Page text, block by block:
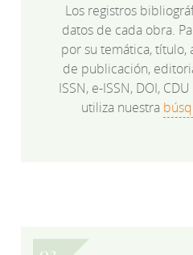
Los registros
datos de cada obra.
por su temática, título,
de publicación,
ISSN, e-ISSN, DOI,
utiliza nuestra